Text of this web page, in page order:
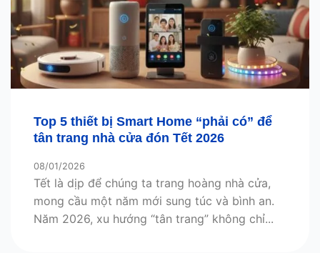
Top 5 thiết bị Smart Home “phải có” để
tân trang nhà cửa đón Tết 2026
08/01/2026
Tết là dịp để chúng ta trang hoàng nhà cửa,
mong cầu một năm mới sung túc và bình an.
Năm 2026, xu hướng “tân trang” không chỉ...